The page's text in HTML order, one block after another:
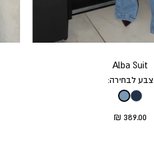
Alba Suit
צבע לבחירה:
he.product.general.sale_price
389.00 ₪